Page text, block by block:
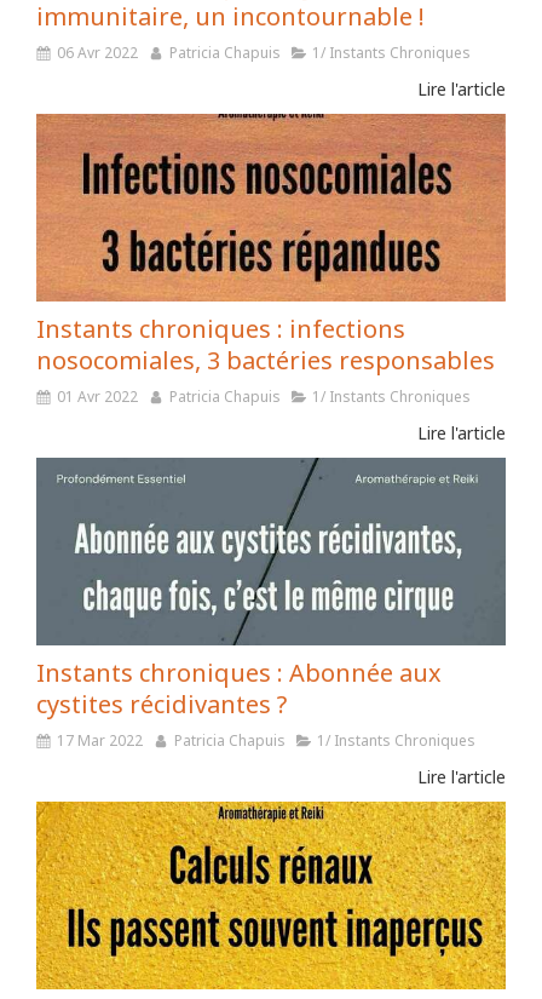
immunitaire, un incontournable !
06 Avr 2022 Patricia Chapuis 1/ Instants Chroniques
Lire l'article
Instants chroniques : infections
nosocomiales, 3 bactéries responsables
01 Avr 2022 Patricia Chapuis 1/ Instants Chroniques
Lire l'article
Instants chroniques : Abonnée aux
cystites récidivantes ?
17 Mar 2022 Patricia Chapuis 1/ Instants Chroniques
Lire l'article